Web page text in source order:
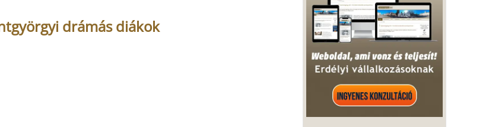
drámás diákok